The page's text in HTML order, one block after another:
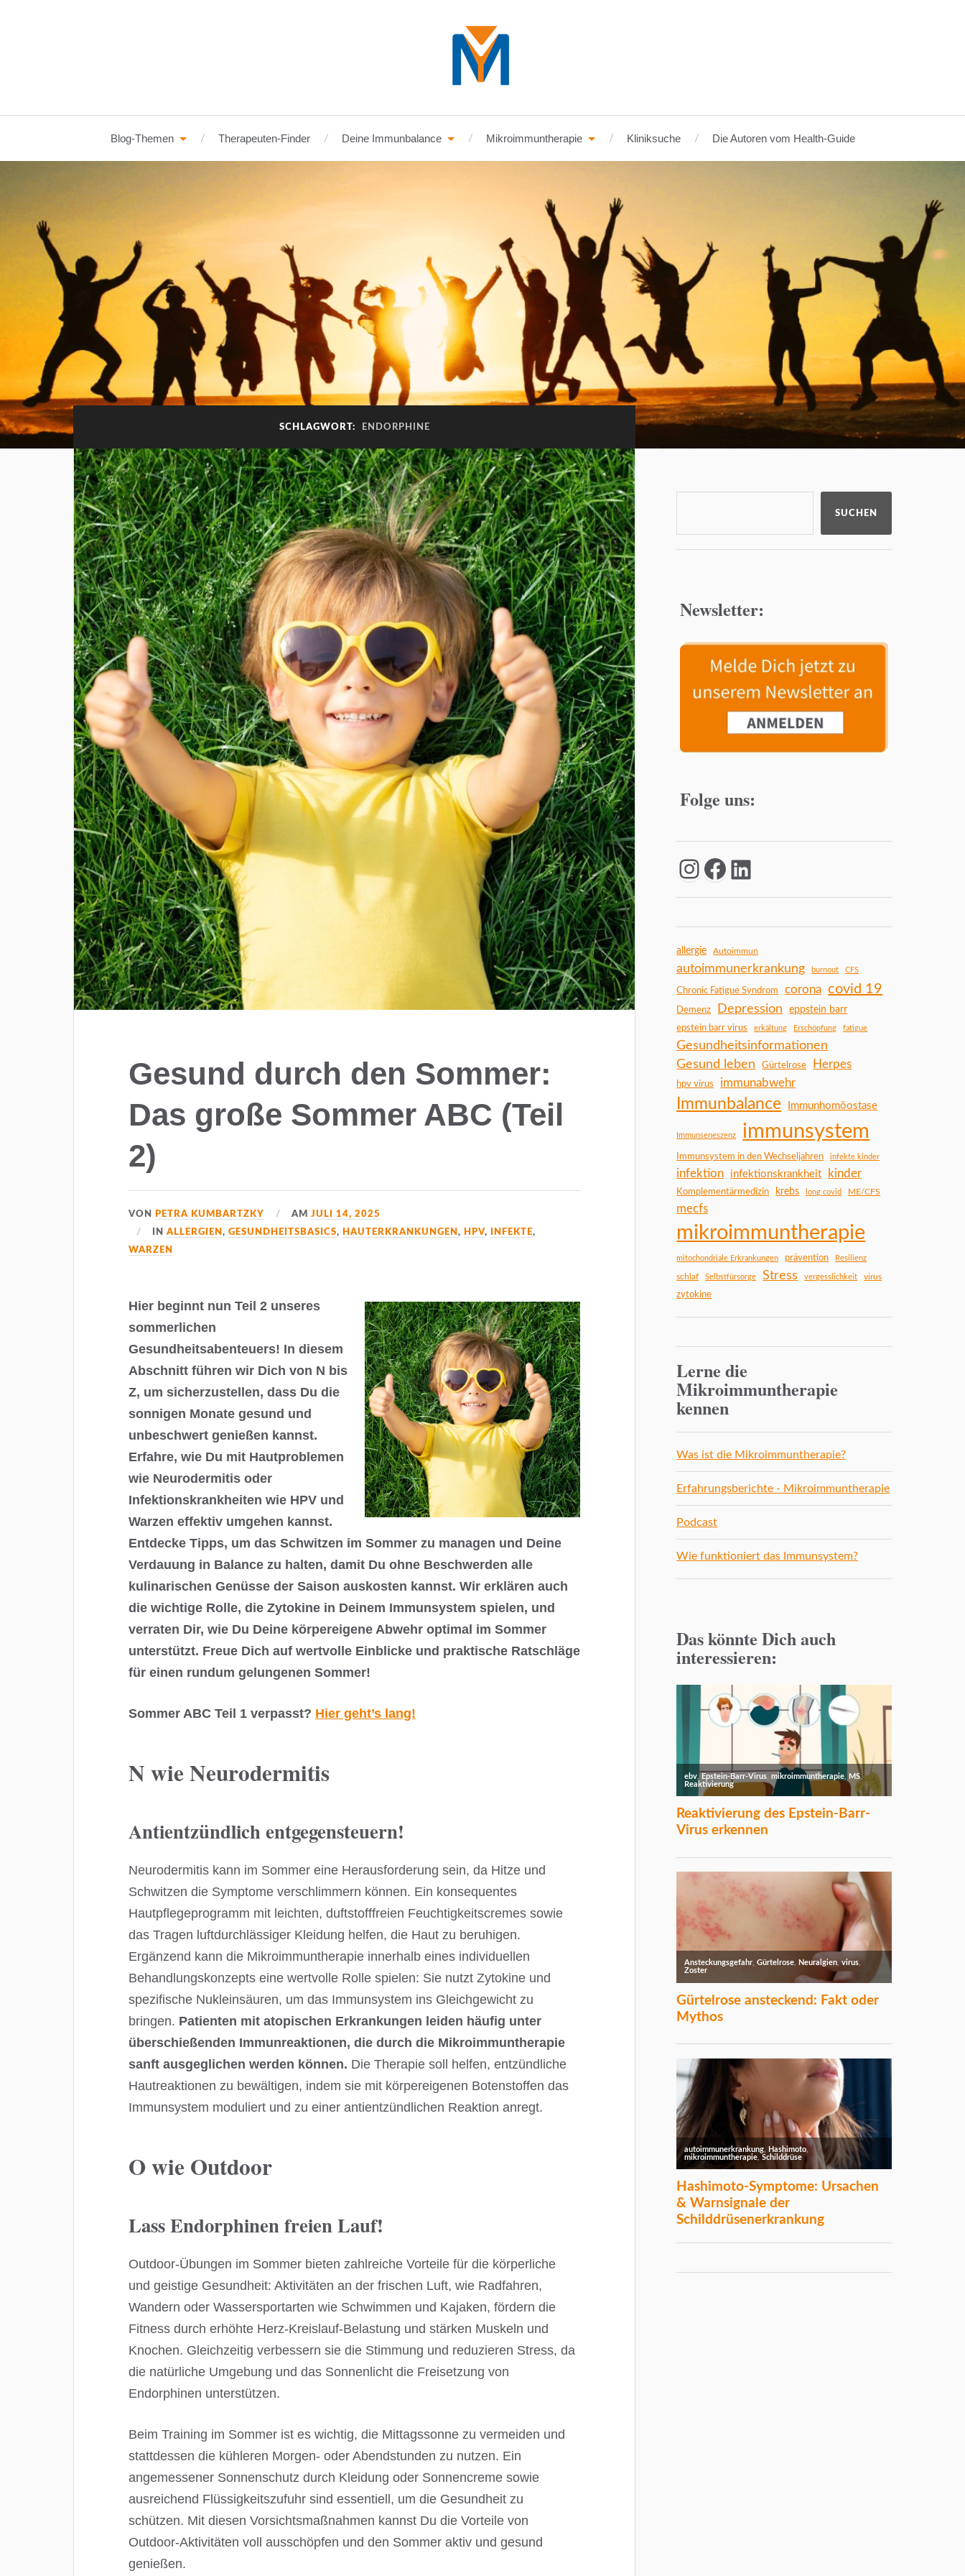
Blog-Themen Therapeuten-Finder Deine Immunbalance Mikroimmuntherapie Kliniksuche Die Autoren vom Health-Guide
SCHLAGWORT: ENDORPHINE
Gesund durch den Sommer:
Das große Sommer ABC (Teil
2)
VON PETRA KUMBARTZKY AMJULI 14, 2025
INALLERGIEN,GESUNDHEITSBASICS, HAUTERKRANKUNGEN, HPV, INFEKTE,
WARZEN
Hier beginnt nun Teil 2 unseres
sommerlichen
Gesundheitsabenteuers! In diesem
Abschnitt führen wir Dich von N bis
Z, um sicherzustellen, dass Du die
sonnigen Monate gesund und
unbeschwert genießen kannst.
Erfahre, wie Du mit Hautproblemen
wie Neurodermitis oder
Infektionskrankheiten wie HPV und
Warzen effektiv umgehen kannst.
Entdecke Tipps, um das Schwitzen im Sommer zu managen und Deine
Verdauung in Balance zu halten, damit Du ohne Beschwerden alle
kulinarischen Genüsse der Saison auskosten kannst. Wir erklären auch
die wichtige Rolle, die Zytokine in Deinem Immunsystem spielen, und
verraten Dir, wie Du Deine körpereigene Abwehr optimal im Sommer
unterstützt. Freue Dich auf wertvolle Einblicke und praktische Ratschläge
für einen rundum gelungenen Sommer!
Sommer ABC Teil 1 verpasst? Hier geht’s lang!
N wie Neurodermitis
Antientzündlich entgegensteuern!
Neurodermitis kann im Sommer eine Herausforderung sein, da Hitze und
Schwitzen die Symptome verschlimmern können. Ein konsequentes
Hautpflegeprogramm mit leichten, duftstofffreien Feuchtigkeitscremes sowie
das Tragen luftdurchlässiger Kleidung helfen, die Haut zu beruhigen.
Ergänzend kann die Mikroimmuntherapie innerhalb eines individuellen
Behandlungskonzepts eine wertvolle Rolle spielen: Sie nutzt Zytokine und
spezifische Nukleinsäuren, um das Immunsystem ins Gleichgewicht zu
bringen. Patienten mit atopischen Erkrankungen leiden häufig unter
überschießenden Immunreaktionen, die durch die Mikroimmuntherapie
sanft ausgeglichen werden können. Die Therapie soll helfen, entzündliche
Hautreaktionen zu bewältigen, indem sie mit körpereigenen Botenstoffen das
Immunsystem moduliert und zu einer antientzündlichen Reaktion anregt.
O wie Outdoor
Lass Endorphinen freien Lauf!
Outdoor-Übungen im Sommer bieten zahlreiche Vorteile für die körperliche
und geistige Gesundheit: Aktivitäten an der frischen Luft, wie Radfahren,
Wandern oder Wassersportarten wie Schwimmen und Kajaken, fördern die
Fitness durch erhöhte Herz-Kreislauf-Belastung und stärken Muskeln und
Knochen. Gleichzeitig verbessern sie die Stimmung und reduzieren Stress, da
die natürliche Umgebung und das Sonnenlicht die Freisetzung von
Endorphinen unterstützen.
Beim Training im Sommer ist es wichtig, die Mittagssonne zu vermeiden und
stattdessen die kühleren Morgen- oder Abendstunden zu nutzen. Ein
angemessener Sonnenschutz durch Kleidung oder Sonnencreme sowie
ausreichend Flüssigkeitszufuhr sind essentiell, um die Gesundheit zu
schützen. Mit diesen Vorsichtsmaßnahmen kannst Du die Vorteile von
Outdoor-Aktivitäten voll ausschöpfen und den Sommer aktiv und gesund
genießen.
SUCHEN
Newsletter:
Folge uns:
allergie Autoimmun
autoimmunerkrankung burnout CFS
Chronic Fatigue Syndrom corona covid 19
Demenz Depression
eppstein barr
epstein barr virus
erkältung Erschöpfung fatigue
Gesundheitsinformationen
Gesund leben Gürtelrose Herpes
hpv virus immunabwehr
Immunbalance Immunhomöostase
Immunseneszenz immunsystem
Immunsystem in den Wechseljahren infekte kinder
infektion infektionskrankheit kinder
Komplementärmedizin krebs long covid ME/CFS
mecfs
mikroimmuntherapie
mitochondriale Erkrankungen prävention Resilienz
schlaf Selbstfürsorge Stress vergesslichkeit virus
zytokine
Lerne die
Mikroimmuntherapie
kennen
Was ist die Mikroimmuntherapie?
Erfahrungsberichte - Mikroimmuntherapie
Podcast
Wie funktioniert das Immunsystem?
Das könnte Dich auch
interessieren: